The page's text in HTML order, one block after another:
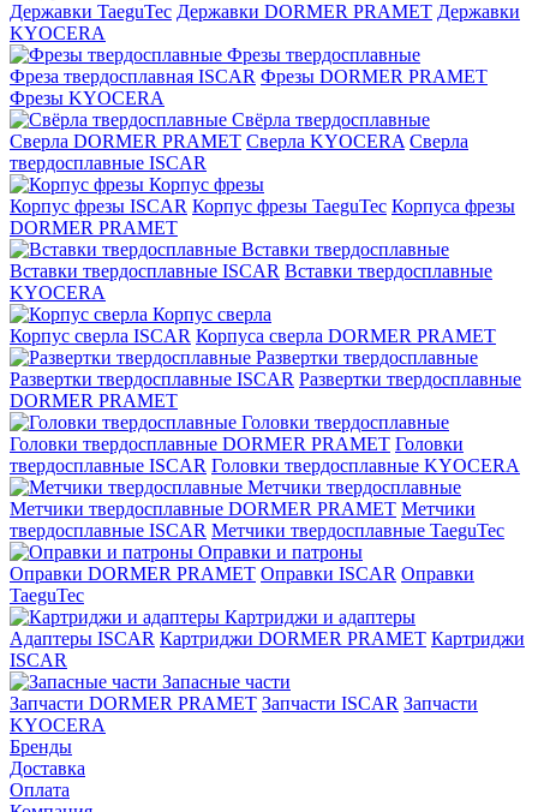
Державки TaeguTec Державки DORMER PRAMET Державки
KYOCERA
Фрезы твердосплавные
Фреза твердосплавная ISCAR Фрезы DORMER PRAMET
Фрезы KYOCERA
Свёрла твердосплавные
Сверла DORMER PRAMET Сверла KYOCERA Сверла
твердосплавные ISCAR
Корпус фрезы
Корпус фрезы ISCAR Корпус фрезы TaeguTec Корпуса фрезы
DORMER PRAMET
Вставки твердосплавные
Вставки твердосплавные ISCAR Вставки твердосплавные
KYOCERA
Корпус сверла
Корпус сверла ISCAR Корпуса сверла DORMER PRAMET
Развертки твердосплавные
Развертки твердосплавные ISCAR Развертки твердосплавные
DORMER PRAMET
Головки твердосплавные
Головки твердосплавные DORMER PRAMET Головки
твердосплавные ISCAR Головки твердосплавные KYOCERA
Метчики твердосплавные
Метчики твердосплавные DORMER PRAMET Метчики
твердосплавные ISCAR Метчики твердосплавные TaeguTec
Оправки и патроны
Оправки DORMER PRAMET Оправки ISCAR Оправки
TaeguTec
Картриджи и адаптеры
Адаптеры ISCAR Картриджи DORMER PRAMET Картриджи
ISCAR
Запасные части
Запчасти DORMER PRAMET Запчасти ISCAR Запчасти
KYOCERA
Бренды
Доставка
Оплата